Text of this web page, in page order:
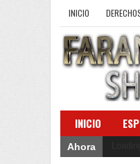
INICIO
INICIO
Ahora